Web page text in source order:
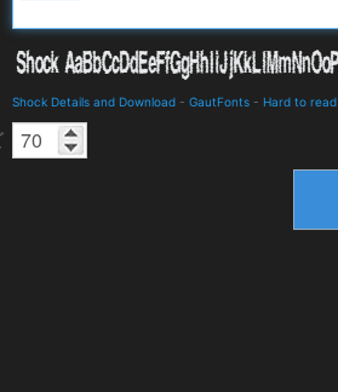
Shock Details and Download - GautFonts - Hard to read